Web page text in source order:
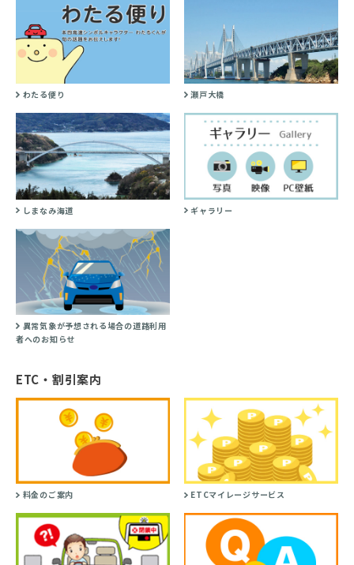
わたる便り 瀬戸大橋
しまなみ海道 ギャラリー
異常気象が予想される場合の道路利用
者へのお知らせ
ETC・割引案内
料金のご案内 ETCマイレージサービス